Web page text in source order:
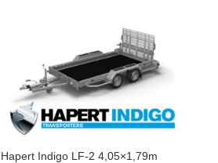
Hapert Indigo LF-2 4,05×1,79m